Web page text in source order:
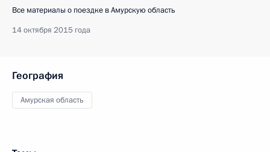
Все материалы о поездке в Амурскую область
14 октября 2015 года
География
Амурская область